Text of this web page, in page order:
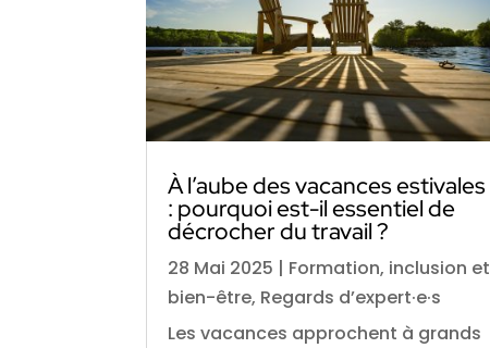
À l’aube des vacances estivales
: pourquoi est-il essentiel de
décrocher du travail ?
28 Mai 2025 | Formation, inclusion et
bien-être, Regards d’expert·e·s
Les vacances approchent à grands